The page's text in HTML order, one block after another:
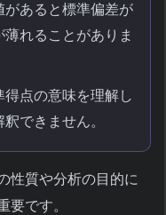
があると標準偏差が
れることがありま
得点の意味を理解し
できません。
性質や分析の目的に
要です。